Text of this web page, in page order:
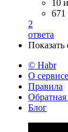
10
671
2
ответа
Показать
© Habr
О сервисе
Правила
Обратная
Блог